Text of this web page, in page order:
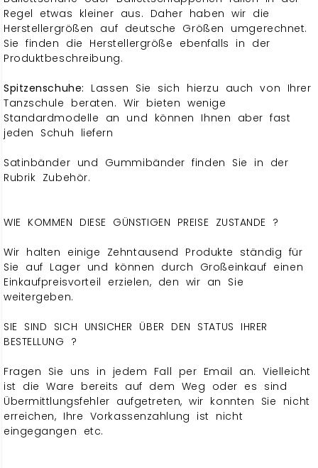
Regel etwas kleiner aus. Daher haben wir die
Herstellergrößen auf deutsche Größen umgerechnet.
Sie finden die Herstellergröße ebenfalls in der
Produktbeschreibung.
Spitzenschuhe: Lassen Sie sich hierzu auch von Ihrer
Tanzschule beraten. Wir bieten wenige
Standardmodelle an und können Ihnen aber fast
jeden Schuh liefern
Satinbänder und Gummibänder finden Sie in der
Rubrik Zubehör.
WIE KOMMEN DIESE GÜNSTIGEN PREISE ZUSTANDE ?
Wir halten einige Zehntausend Produkte ständig für
Sie auf Lager und können durch Großeinkauf einen
Einkaufpreisvorteil erzielen, den wir an Sie
weitergeben.
SIE SIND SICH UNSICHER ÜBER DEN STATUS IHRER
BESTELLUNG ?
Fragen Sie uns in jedem Fall per Email an. Vielleicht
ist die Ware bereits auf dem Weg oder es sind
Übermittlungsfehler aufgetreten, wir konnten Sie nicht
erreichen, Ihre Vorkassenzahlung ist nicht
eingegangen etc.